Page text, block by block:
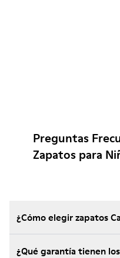
Preguntas
Zapatos para
¿Cómo elegir zapatos
¿Qué garantía tienen